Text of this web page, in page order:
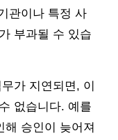
관이나 특정 사
부과될 수 있습
가 지연되면, 이
없습니다. 예를
해 승인이 늦어져